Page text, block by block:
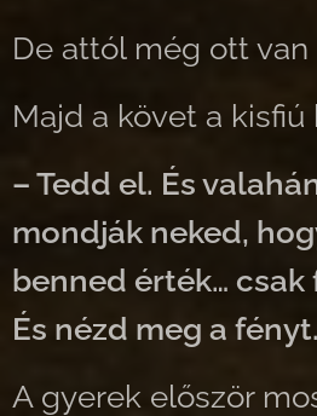
De attól még ott van
Majd a követ a
– Tedd el. És
mondják neked,
benned érték…
És nézd meg a fényt.
A gyerek először